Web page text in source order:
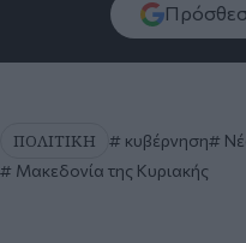
ΠΟΛΙΤΙΚΗ κυβέρνηση
Μακεδονία της Κυριακής